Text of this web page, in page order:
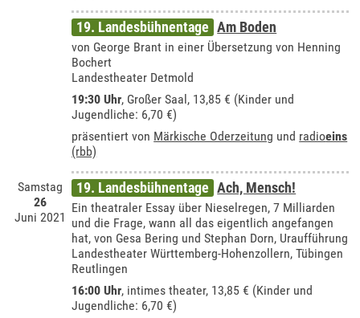
19. Landesbühnentage Am Boden
von George Brant in einer Übersetzung von Henning
Bochert
Landestheater Detmold
19:30 Uhr, Großer Saal, 13,85 € (Kinder und
Jugendliche: 6,70 €)
präsentiert von Märkische Oderzeitung und radioeins
(rbb)
Samstag
26
Juni 2021
19. Landesbühnentage Ach, Mensch!
Ein theatraler Essay über Nieselregen, 7 Milliarden
und die Frage, wann all das eigentlich angefangen
hat, von Gesa Bering und Stephan Dorn, Uraufführung
Landestheater Württemberg-Hohenzollern, Tübingen
Reutlingen
16:00 Uhr, intimes theater, 13,85 € (Kinder und
Jugendliche: 6,70 €)